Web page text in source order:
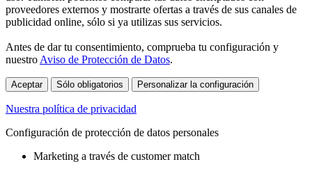
proveedores externos y mostrarte ofertas a través de sus canales de
publicidad online, sólo si ya utilizas sus servicios.
Antes de dar tu consentimiento, comprueba tu configuración y
nuestro Aviso de Protección de Datos.
Aceptar Sólo obligatorios Personalizar la configuración
Nuestra política de privacidad
Configuración de protección de datos personales
Marketing a través de customer match